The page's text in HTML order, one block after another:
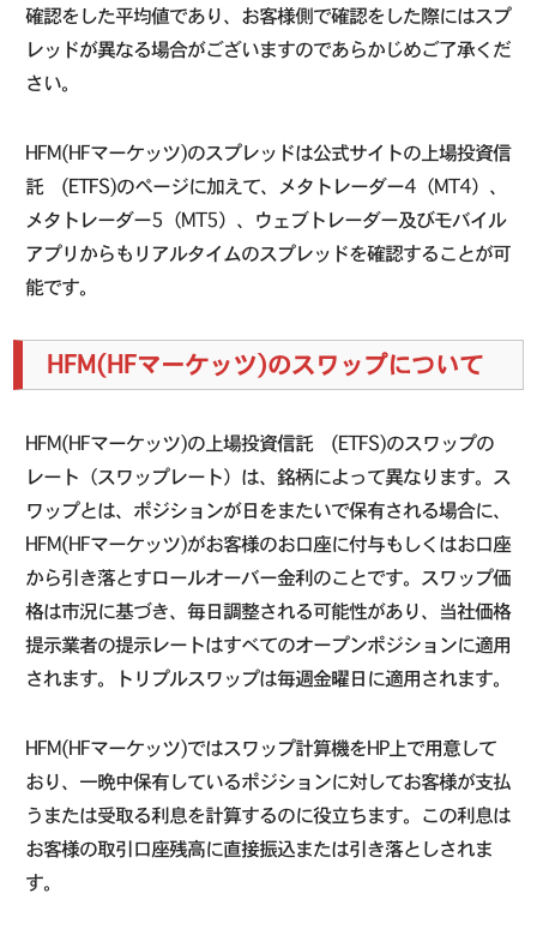
確認をした平均値であり、お客様側で確認をした際にはスプ
レッドが異なる場合がございますのであらかじめご了承くだ
さい。
HFM(HFマーケッツ)のスプレッドは公式サイトの上場投資信
託 (ETFS)のページに加えて、メタトレーダー4（MT4）、
メタトレーダー5（MT5）、ウェブトレーダー及びモバイル
アプリからもリアルタイムのスプレッドを確認することが可
能です。
HFM(HFマーケッツ)のスワップについて
HFM(HFマーケッツ)の上場投資信託 (ETFS)のスワップの
レート（スワップレート）は、銘柄によって異なります。ス
ワップとは、ポジションが日をまたいで保有される場合に、
HFM(HFマーケッツ)がお客様のお口座に付与もしくはお口座
から引き落とすロールオーバー金利のことです。スワップ価
格は市況に基づき、毎日調整される可能性があり、当社価格
提示業者の提示レートはすべてのオープンポジションに適用
されます。トリプルスワップは毎週金曜日に適用されます。
HFM(HFマーケッツ)ではスワップ計算機をHP上で用意して
おり、一晩中保有しているポジションに対してお客様が支払
うまたは受取る利息を計算するのに役立ちます。この利息は
お客様の取引口座残高に直接振込または引き落としされま
す。